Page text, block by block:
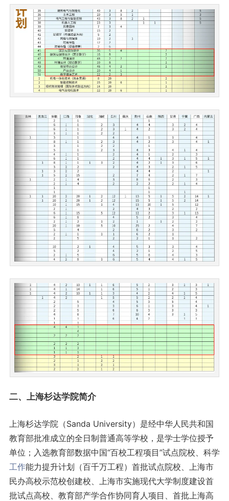
二、上海杉达学院简介
上海杉达学院（Sanda University）是经中华人民共和国
教育部批准成立的全日制普通高等学校，是学士学位授予
单位；入选教育部数据中国“百校工程项目”试点院校、科学
工作能力提升计划（百千万工程）首批试点院校、上海市
民办高校示范校创建校、上海市实施现代大学制度建设首
批试点高校、教育部产学合作协同育人项目、首批上海高